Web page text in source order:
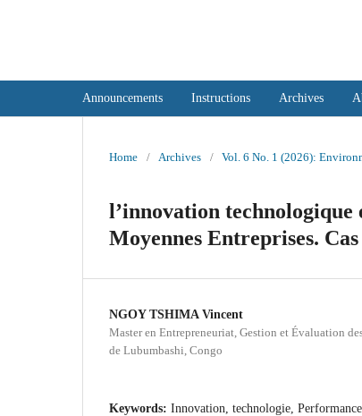
Announcements Instructions Archives
Home / Archives / Vol. 6 No. 1 (2026):
l’innovation
Moyennes Entreprises.
NGOY TSHIMA Vincent
Master en Entrepreneuriat, Gestion et Évaluation
de Lubumbashi, Congo
Keywords: Innovation, technologie,